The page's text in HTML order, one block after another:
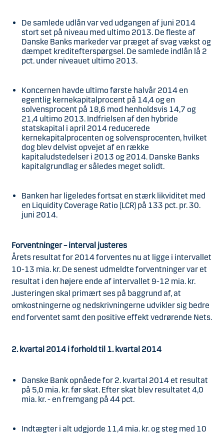
De samlede udlån var ved udgangen af juni 2014
stort set på niveau med ultimo 2013. De fleste af
Danske Banks markeder var præget af svag vækst og
dæmpet kreditefterspørgsel. De samlede indlån lå 2
pct. under niveauet ultimo 2013.
Koncernen havde ultimo første halvår 2014 en
egentlig kernekapitalprocent på 14,4 og en
solvensprocent på 18,6 mod henholdsvis 14,7 og
21,4 ultimo 2013. Indfrielsen af den hybride
statskapital i april 2014 reducerede
kernekapitalprocenten og solvensprocenten, hvilket
dog blev delvist opvejet af en række
kapitaludstedelser i 2013 og 2014. Danske Banks
kapitalgrundlag er således meget solidt.
Banken har ligeledes fortsat en stærk likviditet med
en Liquidity Coverage Ratio (LCR) på 133 pct. pr. 30.
juni 2014.
Forventninger – interval justeres
Årets resultat for 2014 forventes nu at ligge i intervallet
10-13 mia. kr. De senest udmeldte forventninger var et
resultat i den højere ende af intervallet 9-12 mia. kr.
Justeringen skal primært ses på baggrund af, at
omkostningerne og nedskrivningerne udvikler sig bedre
end forventet samt den positive effekt vedrørende Nets.
2. kvartal 2014 i forhold til 1. kvartal 2014
Danske Bank opnåede for 2. kvartal 2014 et resultat
på 5,0 mia. kr. før skat. Efter skat blev resultatet 4,0
mia. kr. - en fremgang på 44 pct.
Indtægter i alt udgjorde 11,4 mia. kr. og steg med 10